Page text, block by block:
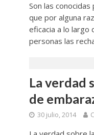
Son las
que por alguna
eficacia a lo largo
personas las
La verdad
de
30 julio, 2014